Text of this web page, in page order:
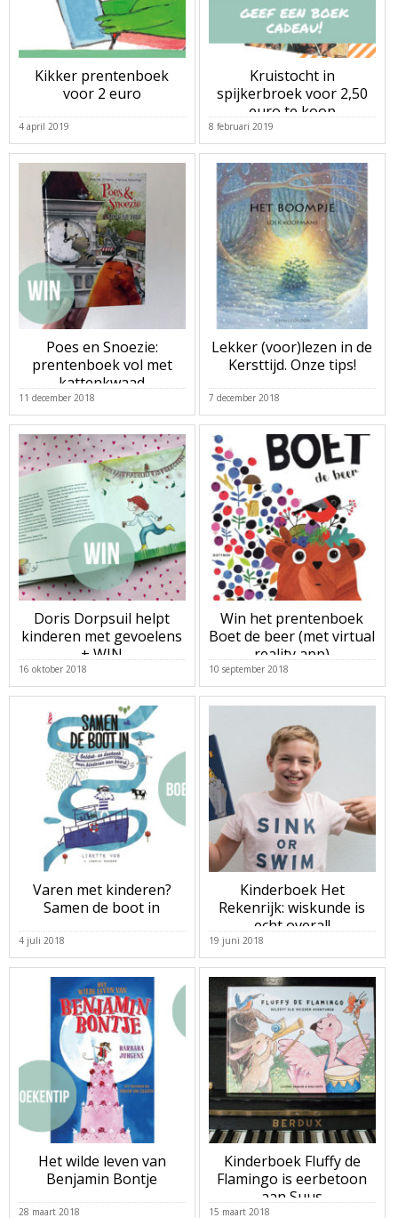
Kikker prentenboek
voor 2 euro
4 april 2019
Kruistocht in
spijkerbroek voor 2,50
euro te koop
8 februari 2019
Poes en Snoezie:
prentenboek vol met
kattenkwaad
11 december 2018
Lekker (voor)lezen in de
Kersttijd. Onze tips!
7 december 2018
Doris Dorpsuil helpt
kinderen met gevoelens
+ WIN
16 oktober 2018
Win het prentenboek
Boet de beer (met virtual
reality app)
10 september 2018
Varen met kinderen?
Samen de boot in
4 juli 2018
Kinderboek Het
Rekenrijk: wiskunde is
echt overal!
19 juni 2018
Het wilde leven van
Benjamin Bontje
28 maart 2018
Kinderboek Fluffy de
Flamingo is eerbetoon
aan Suus
15 maart 2018